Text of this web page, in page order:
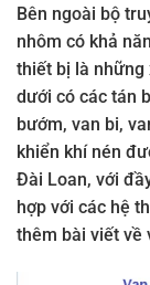
Bên ngoài bộ
nhôm có khả
thiết bị là những
dưới có các tán
bướm, van bi,
khiển khí nén
Đài Loan, với
hợp với các hệ
thêm bài viết về